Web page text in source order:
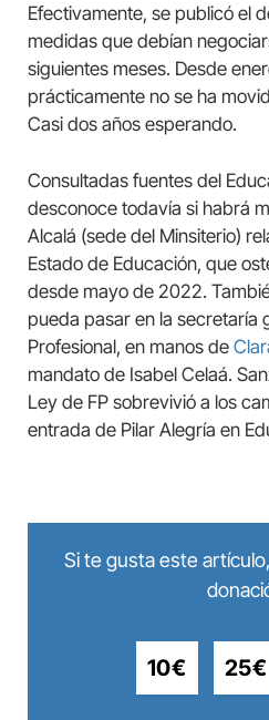
Efectivamente, se publicó el
medidas que debían
siguientes meses. Desde
prácticamente no se ha
Casi dos años esperando.
Consultadas fuentes del
desconoce todavía si habrá
Alcalá (sede del Minsiterio)
Estado de Educación, que
desde mayo de 2022.
pueda pasar en la secretaría
Profesional, en manos de
mandato de Isabel Celaá.
Ley de FP sobrevivió a los
entrada de Pilar Alegría en
Si te gusta este
10€ 25€